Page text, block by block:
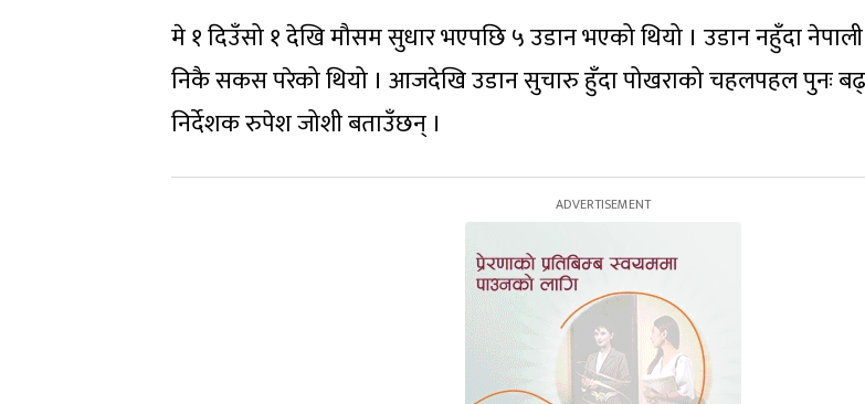
मे १ दिउँसो १ देखि मौसम सुधार भएपछि ५ उडान भएको थियो । उडान नहुँदा
निकै सकस परेको थियो । आजदेखि उडान सुचारु हुँदा पोखराको चहलपहल पुनः
निर्देशक रुपेश जोशी बताउँछन् ।